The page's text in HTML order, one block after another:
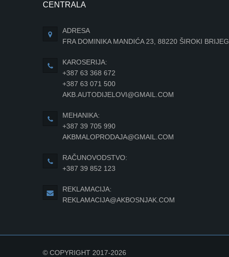
CENTRALA
ADRESA
FRA DOMINIKA MANDIĆA 23, 88220 ŠIROKI BRIJEG
KAROSERIJA:
+387 63 368 672
+387 63 071 500
AKB.AUTODIJELOVI@GMAIL.COM
MEHANIKA:
+387 39 705 990
AKBMALOPRODAJA@GMAIL.COM
RAČUNOVODSTVO:
+387 39 852 123
REKLAMACIJA:
REKLAMACIJA@AKBOSNJAK.COM
© COPYRIGHT 2017-2026